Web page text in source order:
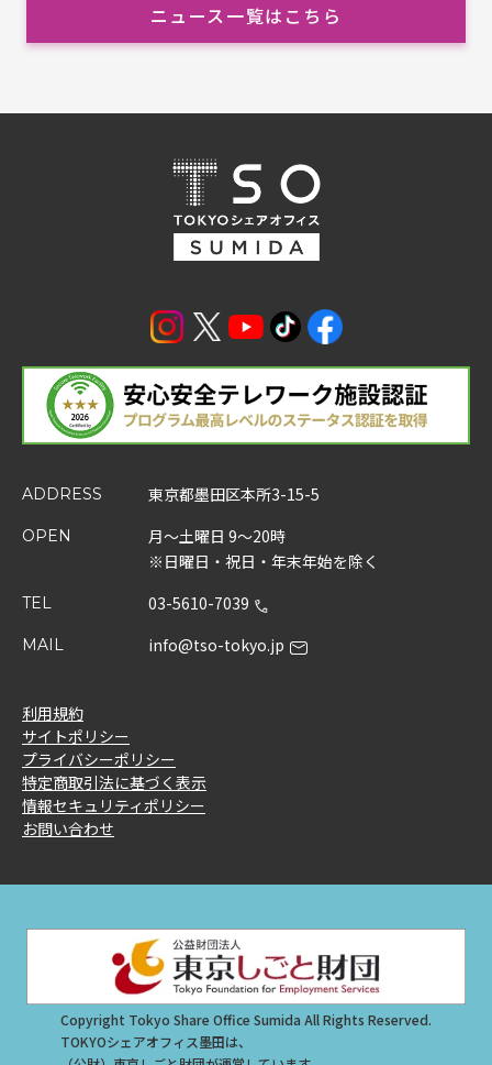
ニュース一覧はこちら
ADDRESS 東京都墨田区本所3-15-5
OPEN
月～土曜日 9～20時
※日曜日・祝日・年末年始を除く
TEL 03-5610-7039
MAIL info@tso-tokyo.jp
利用規約
サイトポリシー
プライバシーポリシー
特定商取引法に基づく表示
情報セキュリティポリシー
お問い合わせ
Copyright Tokyo Share Office Sumida All Rights Reserved.
TOKYOシェアオフィス墨田は、